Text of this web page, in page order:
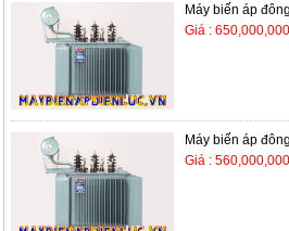
Máy biến áp
Giá :
Máy biến áp
Giá :